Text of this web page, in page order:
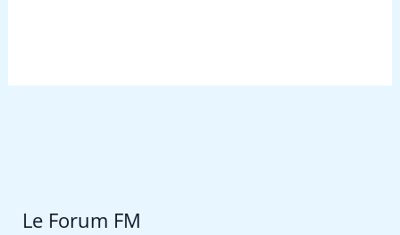
Le Forum FM